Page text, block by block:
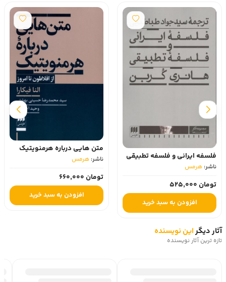
فلسفه ایرانی و فلسفه تطبیقی
ناشر: هرمس‏
تومان 525,000
افزودن به سبد خرید
متن هایی درباره هرمنویتیک
ناشر: هرمس‏
تومان 660,000
افزودن به سبد خرید
آثار دیگراین نویسنده
تازه ترین آثار نویسنده